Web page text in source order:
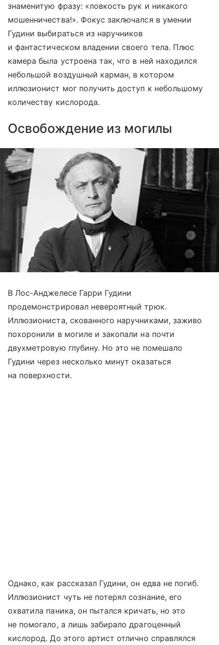
знаменитую фразу: «ловкость рук и никакого
мошенничества!». Фокус заключался в умении
Гудини выбираться из наручников
и фантастическом владении своего тела. Плюс
камера была устроена так, что в ней находился
небольшой воздушный карман, в котором
иллюзионист мог получить доступ к небольшому
количеству кислорода.
Освобождение из могилы
В Лос-Анджелесе Гарри Гудини
продемонстрировал невероятный трюк.
Иллюзиониста, скованного наручниками, заживо
похоронили в могиле и закопали на почти
двухметровую глубину. Но это не помешало
Гудини через несколько минут оказаться
на поверхности.
Однако, как рассказал Гудини, он едва не погиб.
Иллюзионист чуть не потерял сознание, его
охватила паника, он пытался кричать, но это
не помогало, а лишь забирало драгоценный
кислород. До этого артист отлично справлялся